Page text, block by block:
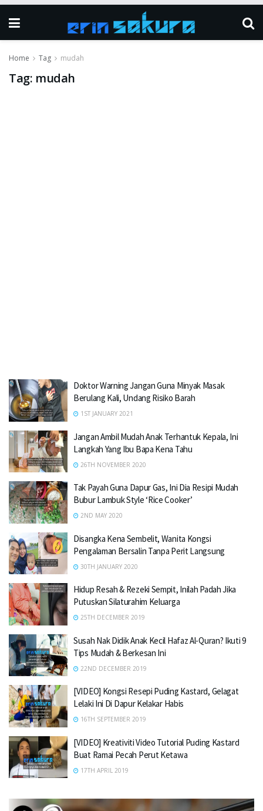
Home Tag mudah
Tag: mudah
Doktor Warning Jangan Guna Minyak Masak
Berulang Kali, Undang Risiko Barah
1ST JANUARY 2021
Jangan Ambil Mudah Anak Terhantuk Kepala, Ini
Langkah Yang Ibu Bapa Kena Tahu
26TH NOVEMBER 2020
Tak Payah Guna Dapur Gas, Ini Dia Resipi Mudah
Bubur Lambuk Style ‘Rice Cooker’
2ND MAY 2020
Disangka Kena Sembelit, Wanita Kongsi
Pengalaman Bersalin Tanpa Perit Langsung
30TH JANUARY 2020
Hidup Resah & Rezeki Sempit, Inilah Padah Jika
Putuskan Silaturahim Keluarga
25TH DECEMBER 2019
Susah Nak Didik Anak Kecil Hafaz Al-Quran? Ikuti 9
Tips Mudah & Berkesan Ini
22ND DECEMBER 2019
[VIDEO] Kongsi Resepi Puding Kastard, Gelagat
Lelaki Ini Di Dapur Kelakar Habis
16TH SEPTEMBER 2019
[VIDEO] Kreativiti Video Tutorial Puding Kastard
Buat Ramai Pecah Perut Ketawa
17TH APRIL 2019